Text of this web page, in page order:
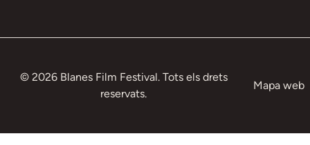
© 2026 Blanes Film Festival. Tots els drets
reservats.
Mapa web